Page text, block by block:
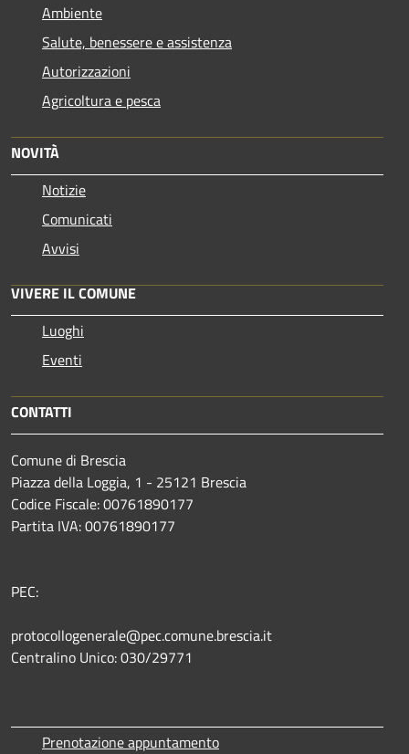
Ambiente
Salute, benessere e assistenza
Autorizzazioni
Agricoltura e pesca
NOVITÀ
Notizie
Comunicati
Avvisi
VIVERE IL COMUNE
Luoghi
Eventi
CONTATTI
Comune di Brescia
Piazza della Loggia, 1 - 25121 Brescia
Codice Fiscale: 00761890177
Partita IVA: 00761890177
PEC:
protocollogenerale@pec.comune.brescia.it
Centralino Unico: 030/29771
Prenotazione appuntamento